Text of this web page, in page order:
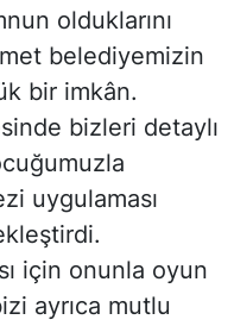
olduklarını
belediyemizin
bir imkân.
bizleri detaylı
uygulaması
için onunla oyun
ayrıca mutlu